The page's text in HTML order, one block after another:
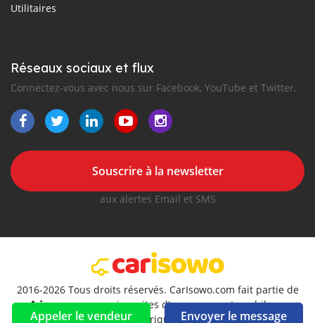
Appeler le vendeur Envoyer le message
Utilitaires
Réseaux sociaux et flux
Connectez-vous avec nous sur Facebook, YouTube et Twitter.
Souscrire à la newsletter
aux alertes Email et SMS
2016-2026 Tous droits réservés. CarIsowo.com fait partie de
, premiers sites d'annonces automobiles en
Afrique